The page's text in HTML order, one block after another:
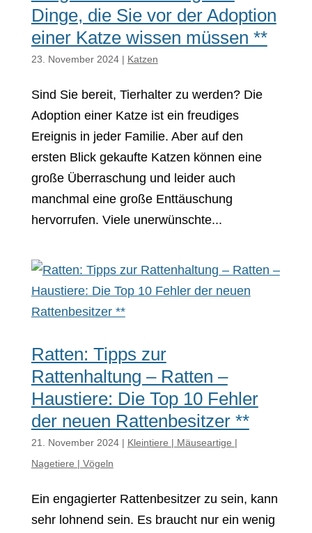
Dinge, die Sie vor der Adoption
einer Katze wissen müssen **
23. November 2024| Katzen
Sind Sie bereit, Tierhalter zu werden? Die
Adoption einer Katze ist ein freudiges
Ereignis in jeder Familie. Aber auf den
ersten Blick gekaufte Katzen können eine
große Überraschung und leider auch
manchmal eine große Enttäuschung
hervorrufen. Viele unerwünschte...
Ratten: Tipps zur
Rattenhaltung – Ratten –
Haustiere: Die Top 10 Fehler
der neuen Rattenbesitzer **
21. November 2024| Kleintiere | Mäuseartige |
Nagetiere | Vögeln
Ein engagierter Rattenbesitzer zu sein, kann
sehr lohnend sein. Es braucht nur ein wenig